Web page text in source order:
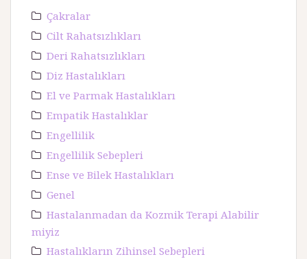
Çakralar
Cilt Rahatsızlıkları
Deri Rahatsızlıkları
Diz Hastalıkları
El ve Parmak Hastalıkları
Empatik Hastalıklar
Engellilik
Engellilik Sebepleri
Ense ve Bilek Hastalıkları
Genel
Hastalanmadan da Kozmik Terapi Alabilir
miyiz
Hastalıkların Zihinsel Sebepleri